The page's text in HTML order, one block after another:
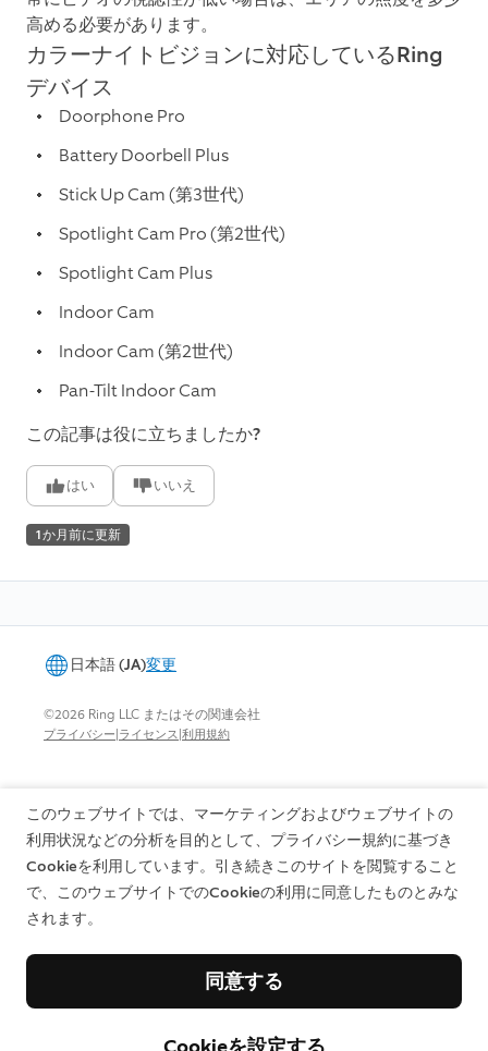
高める必要があります。
カラーナイトビジョンに対応しているRing
デバイス
Doorphone Pro
Battery Doorbell Plus
Stick Up Cam (第3世代)
Spotlight Cam Pro (第2世代)
Spotlight Cam Plus
Indoor Cam
Indoor Cam (第2世代)
Pan-Tilt Indoor Cam
この記事は役に立ちましたか?
はい いいえ
1か月前に更新
日本語 (JA)変更
©2026 Ring LLC またはその関連会社
プライバシー|ライセンス|利用規約
このウェブサイトでは、マーケティングおよびウェブサイトの
利用状況などの分析を目的として、プライバシー規約に基づき
Cookieを利用しています。引き続きこのサイトを閲覧すること
で、このウェブサイトでのCookieの利用に同意したものとみな
されます。
同意する